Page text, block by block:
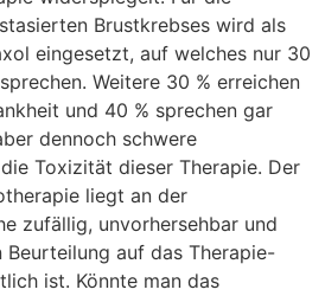
Brustkrebses wird als
eingesetzt, auf welches nur 30
Weitere 30 % erreichen
und 40 % sprechen gar
dennoch schwere
Toxizität dieser Therapie. Der
liegt an der
zufällig, unvorhersehbar und
auf das Therapie-
ist. Könnte man das